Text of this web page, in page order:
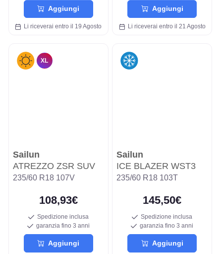
Aggiungi
Li riceverai entro il 19 Agosto
Aggiungi
Li riceverai entro il 21 Agosto
XL
Sailun
ATREZZO ZSR SUV
235/60 R18 107V
108,93€
Spedizione inclusa
garanzia fino 3 anni
Aggiungi
Sailun
ICE BLAZER WST3
235/60 R18 103T
145,50€
Spedizione inclusa
garanzia fino 3 anni
Aggiungi